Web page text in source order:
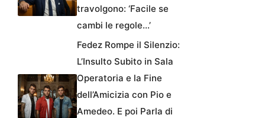
travolgono: ‘Facile se
cambi le regole…’
Fedez Rompe il Silenzio:
L’Insulto Subito in Sala
Operatoria e la Fine
dell’Amicizia con Pio e
Amedeo. E poi Parla di